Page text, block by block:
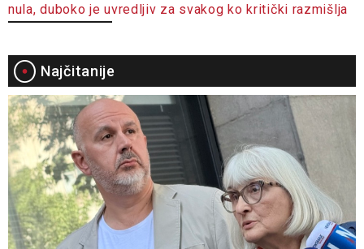
nula, duboko je uvredljiv za svakog ko kritički razmišlja
Najčitanije